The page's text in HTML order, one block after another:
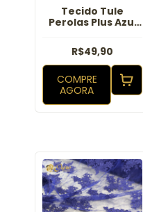
Tecido Tule
Perolas Plus Azul
R$49,90
COMPRE
AGORA